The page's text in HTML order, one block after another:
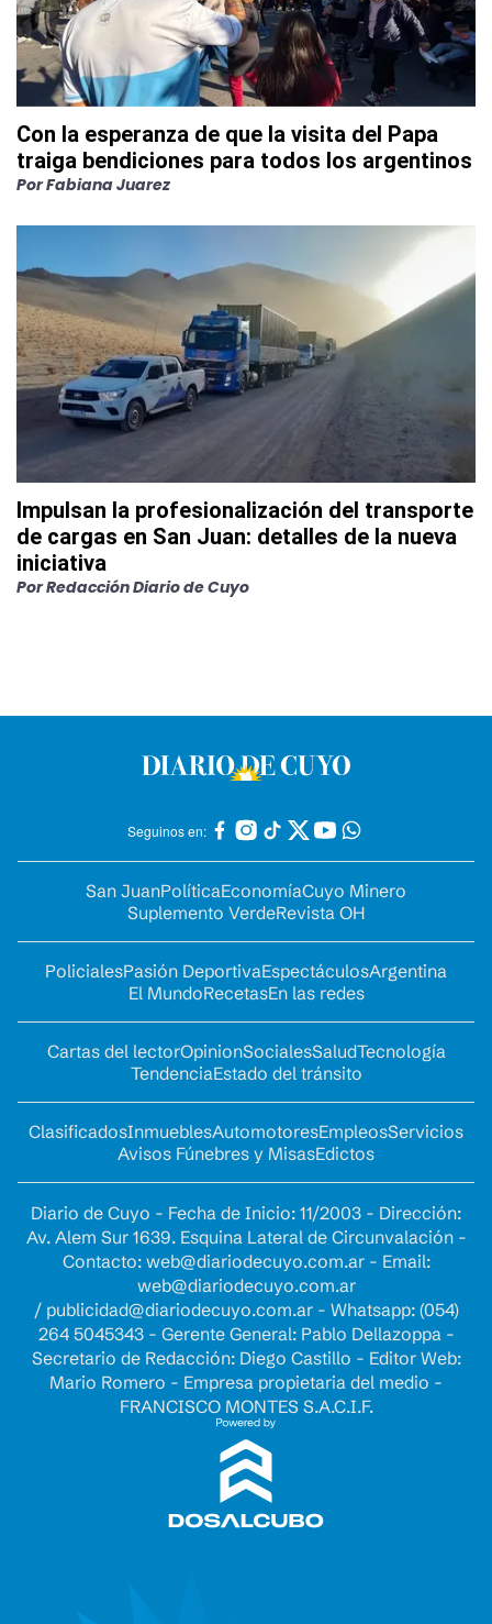
Con la esperanza de que la visita del Papa
traiga bendiciones para todos los argentinos
PorFabiana Juarez
Impulsan la profesionalización del transporte
de cargas en San Juan: detalles de la nueva
iniciativa
PorRedacción Diario de Cuyo
Seguinos en:
San JuanPolíticaEconomíaCuyo Minero
Suplemento VerdeRevista OH
PolicialesPasión DeportivaEspectáculosArgentina
El MundoRecetasEn las redes
Cartas del lectorOpinionSocialesSaludTecnología
TendenciaEstado del tránsito
ClasificadosInmueblesAutomotoresEmpleosServicios
Avisos Fúnebres y MisasEdictos
Diario de Cuyo - Fecha de Inicio: 11/2003 - Dirección:
Av. Alem Sur 1639. Esquina Lateral de Circunvalación -
Contacto: web@diariodecuyo.com.ar- Email:
web@diariodecuyo.com.ar
/ publicidad@diariodecuyo.com.ar- Whatsapp: (054)
264 5045343 - Gerente General: Pablo Dellazoppa -
Secretario de Redacción: Diego Castillo - Editor Web:
Mario Romero - Empresa propietaria del medio -
FRANCISCO MONTES S.A.C.I.F.